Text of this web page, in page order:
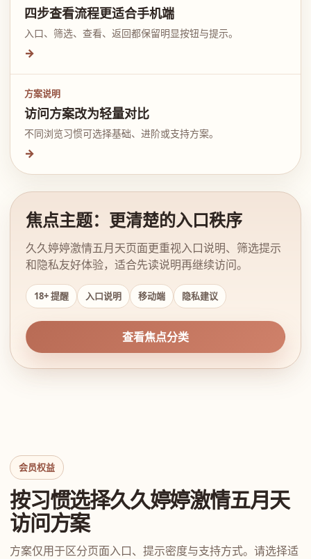
四步查看流程更适合手机端
入口、筛选、查看、返回都保留明显按钮与提示。
→
方案说明
访问方案改为轻量对比
不同浏览习惯可选择基础、进阶或支持方案。
→
焦点主题：更清楚的入口秩序
久久婷婷激情五月天页面更重视入口说明、筛选提示
和隐私友好体验，适合先读说明再继续访问。
18+ 提醒 入口说明 移动端 隐私建议
查看焦点分类
会员权益
按习惯选择久久婷婷激情五月天
访问方案
方案仅用于区分页面入口、提示密度与支持方式。请选择适